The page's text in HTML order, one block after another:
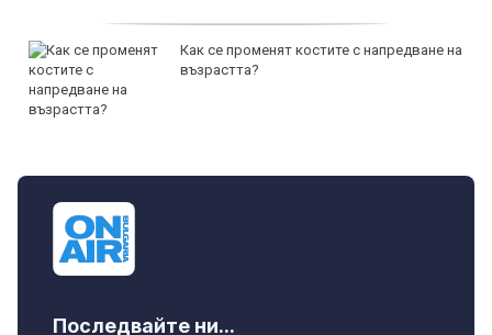
Как се променят костите с напредване на
възрастта?
Последвайте ни...